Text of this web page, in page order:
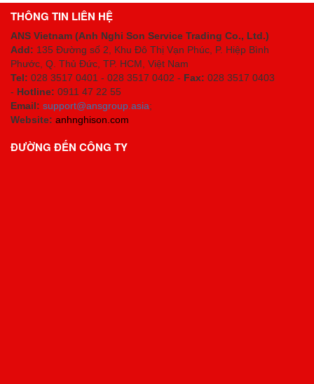
THÔNG TIN LIÊN HỆ
ANS Vietnam (Anh Nghi Son Service Trading Co., Ltd.)
Add: 135 Đường số 2, Khu Đô Thị Vạn Phúc, P. Hiệp Bình
Phước, Q. Thủ Đức, TP. HCM , Việt Nam
Tel: 028 3517 0401 - 028 3517 0402 - Fax: 028 3517 0403
- Hotline: 0911 47 22 55
Email: support@ansgroup.asia;
Website: anhnghison.com
ĐƯỜNG ĐẾN CÔNG TY